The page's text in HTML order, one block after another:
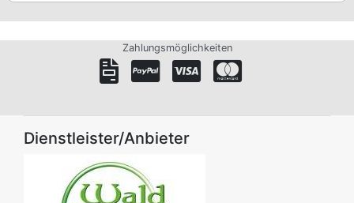
Zahlungsmöglichkeiten
Dienstleister/Anbieter